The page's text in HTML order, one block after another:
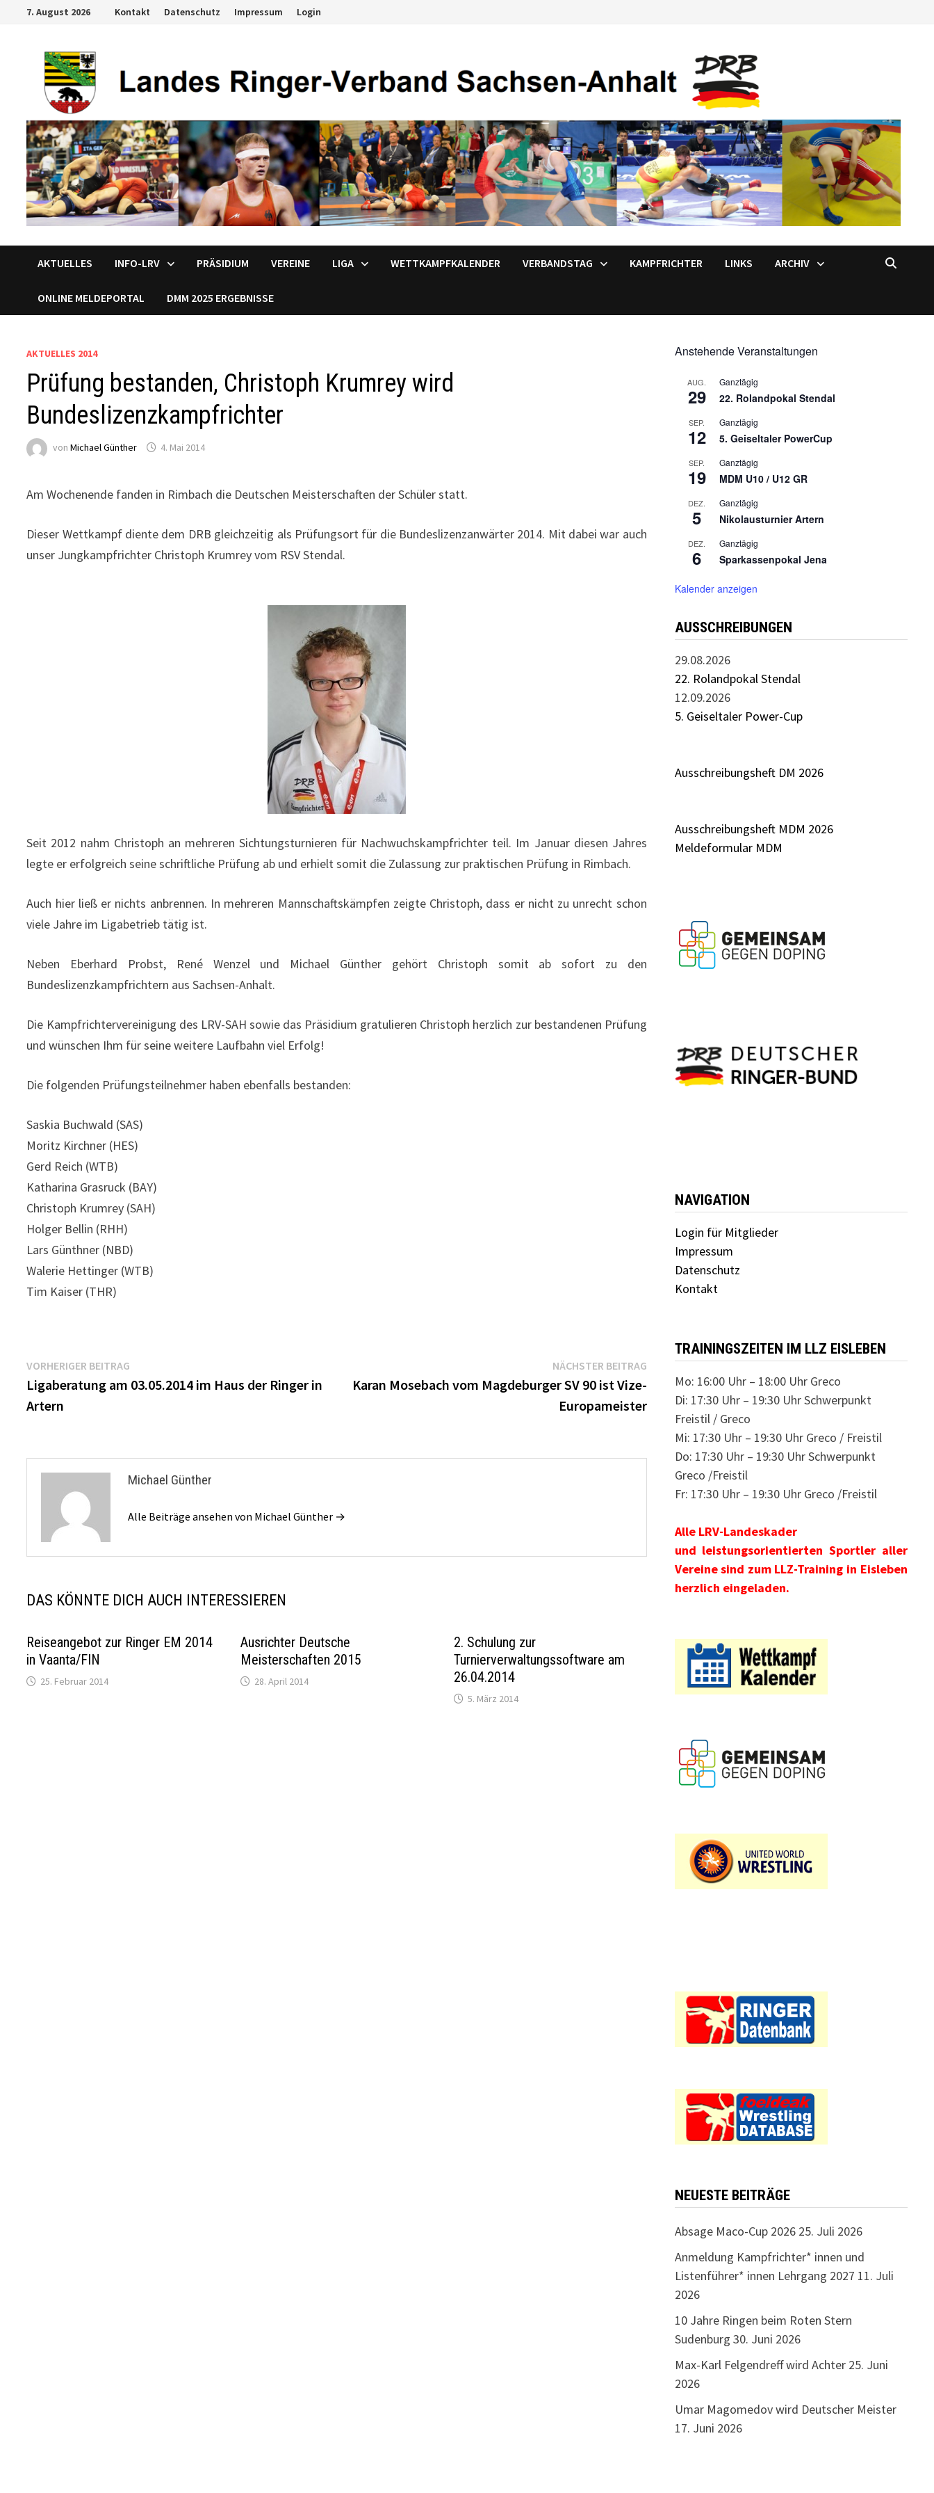
7. August 2026 Kontakt Datenschutz Impressum Login
AKTUELLES INFO-LRV PRÄSIDIUM VEREINE LIGA WETTKAMPFKALENDER VERBANDSTAG KAMPFRICHTER LINKS ARCHIV
ONLINE MELDEPORTAL DMM 2025 ERGEBNISSE
AKTUELLES 2014
Prüfung bestanden, Christoph Krumrey wird
Bundeslizenzkampfrichter
vonMichael Günther 4. Mai 2014
Am Wochenende fanden in Rimbach die Deutschen Meisterschaften der Schüler statt.
Dieser Wettkampf diente dem DRB gleichzeitig als Prüfungsort für die Bundeslizenzanwärter 2014. Mit dabei war auch
unser Jungkampfrichter Christoph Krumrey vom RSV Stendal.
Seit 2012 nahm Christoph an mehreren Sichtungsturnieren für Nachwuchskampfrichter teil. Im Januar diesen Jahres
legte er erfolgreich seine schriftliche Prüfung ab und erhielt somit die Zulassung zur praktischen Prüfung in Rimbach.
Auch hier ließ er nichts anbrennen. In mehreren Mannschaftskämpfen zeigte Christoph, dass er nicht zu unrecht schon
viele Jahre im Ligabetrieb tätig ist.
Neben Eberhard Probst, René Wenzel und Michael Günther gehört Christoph somit ab sofort zu den
Bundeslizenzkampfrichtern aus Sachsen-Anhalt.
Die Kampfrichtervereinigung des LRV-SAH sowie das Präsidium gratulieren Christoph herzlich zur bestandenen Prüfung
und wünschen Ihm für seine weitere Laufbahn viel Erfolg!
Die folgenden Prüfungsteilnehmer haben ebenfalls bestanden:
Saskia Buchwald (SAS)
Moritz Kirchner (HES)
Gerd Reich (WTB)
Katharina Grasruck (BAY)
Christoph Krumrey (SAH)
Holger Bellin (RHH)
Lars Günthner (NBD)
Walerie Hettinger (WTB)
Tim Kaiser (THR)
Beitragsnavigation
VORHERIGER BEITRAG
Beitrag:
Ligaberatung am 03.05.2014 im Haus der Ringer in
Artern
NÄCHSTER BEITRAGNächster
Beitrag:
Karan Mosebach vom Magdeburger SV 90 ist Vize-
Europameister
Michael Günther
Alle Beiträge ansehen von Michael Günther →
DAS KÖNNTE DICH AUCH INTERESSIEREN
Reiseangebot zur Ringer EM 2014
in Vaanta/FIN
25. Februar 2014
Ausrichter Deutsche
Meisterschaften 2015
28. April 2014
2. Schulung zur
Turnierverwaltungssoftware am
26.04.2014
5. März 2014
Anstehende Veranstaltungen
AUG.
29
Ganztägig
22. Rolandpokal Stendal
SEP.
12
Ganztägig
5. Geiseltaler PowerCup
SEP.
19
Ganztägig
MDM U10 / U12 GR
DEZ.
5
Ganztägig
Nikolausturnier Artern
DEZ.
6
Ganztägig
Sparkassenpokal Jena
Kalender anzeigen
AUSSCHREIBUNGEN
29.08.2026
22. Rolandpokal Stendal
12.09.2026
5. Geiseltaler Power-Cup
Ausschreibungsheft DM 2026
Ausschreibungsheft MDM 2026
Meldeformular MDM
NAVIGATION
Login für Mitglieder
Impressum
Datenschutz
Kontakt
TRAININGSZEITEN IM LLZ EISLEBEN
Mo: 16:00 Uhr – 18:00 Uhr Greco
Di: 17:30 Uhr – 19:30 Uhr Schwerpunkt
Freistil / Greco
Mi: 17:30 Uhr – 19:30 Uhr Greco / Freistil
Do: 17:30 Uhr – 19:30 Uhr Schwerpunkt
Greco /Freistil
Fr: 17:30 Uhr – 19:30 Uhr Greco /Freistil
Alle LRV-Landeskader
und leistungsorientierten Sportler aller
Vereine sind zum LLZ-Training in Eisleben
herzlich eingeladen.
NEUESTE BEITRÄGE
Absage Maco-Cup 2026 25. Juli 2026
Anmeldung Kampfrichter* innen und
Listenführer* innen Lehrgang 2027 11. Juli
2026
10 Jahre Ringen beim Roten Stern
Sudenburg 30. Juni 2026
Max-Karl Felgendreff wird Achter 25. Juni
2026
Umar Magomedov wird Deutscher Meister
17. Juni 2026